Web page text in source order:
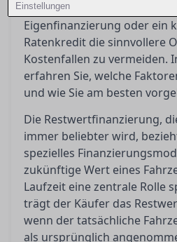
Einstellungen
stehen somit vor der
Eigenfinanzierung oder ein
Ratenkredit die sinnvollere
Kostenfallen zu vermeiden.
erfahren Sie, welche
und wie Sie am besten
Die Restwertfinanzierung,
immer beliebter wird,
spezielles
zukünftige Wert eines
Laufzeit eine zentrale Rolle
trägt der Käufer das
wenn der tatsächliche
als ursprünglich